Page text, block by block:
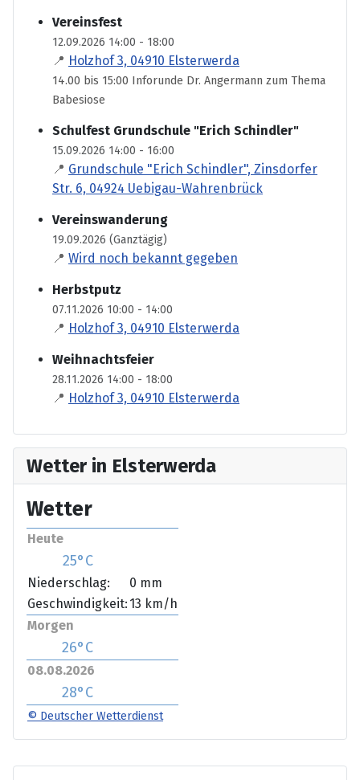
Vereinsfest
12.09.2026 14:00 - 18:00
📍 Holzhof 3, 04910 Elsterwerda
14.00 bis 15:00 Inforunde Dr. Angermann zum Thema
Babesiose
Schulfest Grundschule "Erich Schindler"
15.09.2026 14:00 - 16:00
📍 Grundschule "Erich Schindler", Zinsdorfer
Str. 6, 04924 Uebigau-Wahrenbrück
Vereinswanderung
19.09.2026 (Ganztägig)
📍 Wird noch bekannt gegeben
Herbstputz
07.11.2026 10:00 - 14:00
📍 Holzhof 3, 04910 Elsterwerda
Weihnachtsfeier
28.11.2026 14:00 - 18:00
📍 Holzhof 3, 04910 Elsterwerda
Wetter in Elsterwerda
Wetter
Heute
25°C
Niederschlag:
0 mm
Geschwindigkeit: 13 km/h
Morgen
26°C
08.08.2026
28°C
© Deutscher Wetterdienst